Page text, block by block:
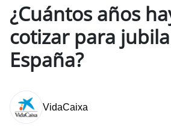
¿Cuántos años
cotizar para
España?
VidaCaixa